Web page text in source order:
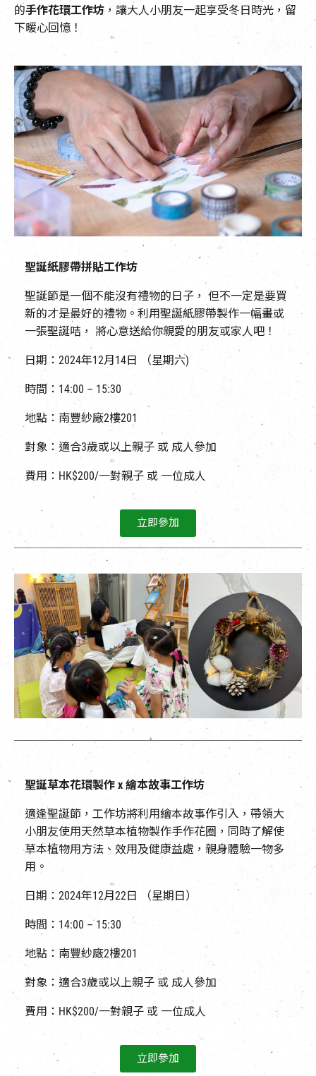
的手作花環工作坊 ，讓大人小朋友一起享受冬日時光，留
下暖心回憶！
聖誕紙膠帶拼貼工作坊
聖誕節是一個不能沒有禮物的日子， 但不一定是要買
新的才是最好的禮物。利用聖誕紙膠帶製作一幅畫或
一張聖誕咭， 將心意送給你親愛的朋友或家人吧！
日期：2024年12月14日 （星期六)
時間：14:00 – 15:30
地點：南豐紗廠2樓201
對象：適合3歲或以上親子 或 成人參加
費用：HK$200/一對親子 或 一位成人
立即參加
聖誕草本花環製作 x 繪本故事工作坊
適逢聖誕節，工作坊將利用繪本故事作引入，帶領大
小朋友使用天然草本植物製作手作花圈，同時了解使
草本植物用方法、效用及健康益處，親身體驗一物多
用。
日期：2024年12月22日 （星期日）
時間：14:00 – 15:30
地點：南豐紗廠2樓201
對象：適合3歲或以上親子 或 成人參加
費用：HK$200/一對親子 或 一位成人
立即參加